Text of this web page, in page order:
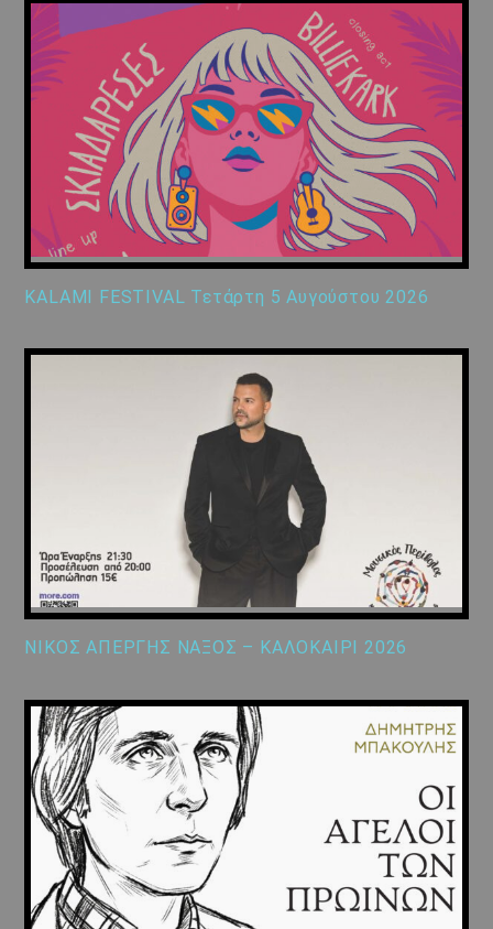
KALAMI FESTIVAL Τετάρτη 5 Αυγούστου 2026
ΝΙΚΟΣ ΑΠΕΡΓΗΣ ΝΑΞΟΣ – ΚΑΛΟΚΑΙΡΙ 2026